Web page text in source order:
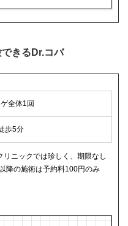
きるDr.コバ
全体1回
歩5分
リニックでは珍しく、期限なし
降の施術は予約料100円のみ